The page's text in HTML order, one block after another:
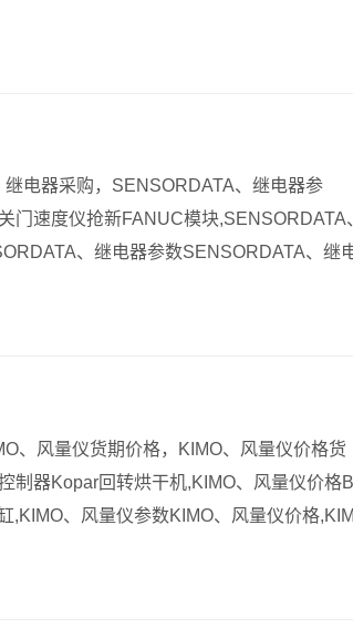
电器采购，SENSORDATA、继电器参
门速度仪抢新FANUC模块,SENSORDATA
、继电器参数SENSORDATA、继
、风量仪货期价格，KIMO、风量仪价格货
制器Kopar回转烘干机,KIMO、风量仪价格
、风量仪参数KIMO、风量仪价格